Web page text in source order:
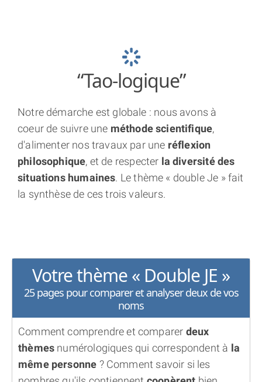
clear
“Tao-logique”
Notre démarche est globale : nous avons à
coeur de suivre une méthode scientifique,
d'alimenter nos travaux par une réflexion
philosophique, et de respecter la diversité des
situations humaines. Le thème « double Je » fait
la synthèse de ces trois valeurs.
Votre thème « Double JE »
25 pages pour comparer et analyser deux de vos
noms
Comment comprendre et comparer deux
thèmes numérologiques qui correspondent à la
même personne ? Comment savoir si les